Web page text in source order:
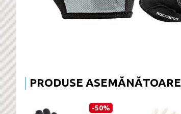
PRODUSE ASEMĂNĂTOARE
-50%